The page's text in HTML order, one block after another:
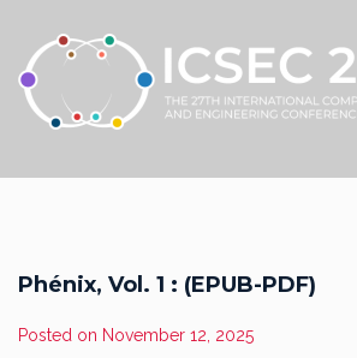
Phénix, Vol. 1 : (EPUB-PDF)
Posted on November 12, 2025